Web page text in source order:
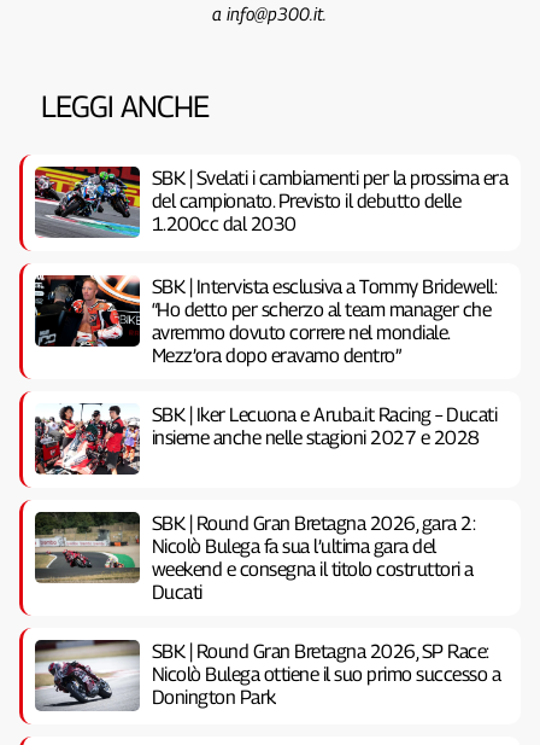
a info@p300.it.
LEGGI ANCHE
SBK | Svelati i cambiamenti per la prossima era
del campionato. Previsto il debutto delle
1.200cc dal 2030
SBK | Intervista esclusiva a Tommy Bridewell:
“Ho detto per scherzo al team manager che
avremmo dovuto correre nel mondiale.
Mezz’ora dopo eravamo dentro”
SBK | Iker Lecuona e Aruba.it Racing – Ducati
insieme anche nelle stagioni 2027 e 2028
SBK | Round Gran Bretagna 2026, gara 2:
Nicolò Bulega fa sua l’ultima gara del
weekend e consegna il titolo costruttori a
Ducati
SBK | Round Gran Bretagna 2026, SP Race:
Nicolò Bulega ottiene il suo primo successo a
Donington Park